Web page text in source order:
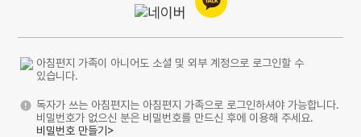
아침편지 가족이 아니어도 소셜 및 외부 계정으로 로그인할 수
있습니다.
독자가 쓰는 아침편지는 아침편지 가족으로 로그인하셔야 가능합니다.
비밀번호가 없으신 분은 비밀번호를 만드신 후에 이용해 주세요.
비밀번호 만들기>